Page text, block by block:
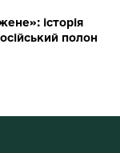
історія
полон